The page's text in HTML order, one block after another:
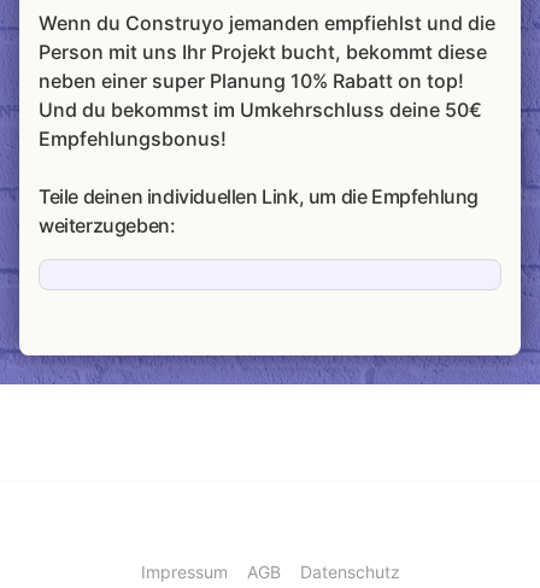
Wenn du Construyo jemanden empfiehlst und die
Person mit uns Ihr Projekt bucht, bekommt diese
neben einer super Planung 10% Rabatt on top!
Und du bekommst im Umkehrschluss deine 50€
Empfehlungsbonus!
Teile deinen individuellen Link, um die Empfehlung
weiterzugeben:
Impressum AGB Datenschutz